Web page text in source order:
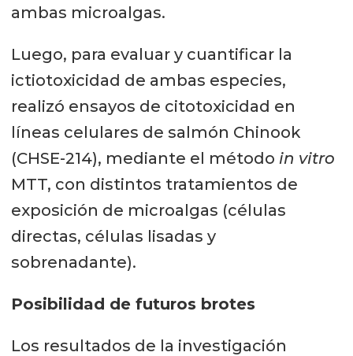
ambas microalgas.
Luego, para evaluar y cuantificar la
ictiotoxicidad de ambas especies,
realizó ensayos de citotoxicidad en
líneas celulares de salmón Chinook
(CHSE-214), mediante el método in vitro
MTT, con distintos tratamientos de
exposición de microalgas (células
directas, células lisadas y
sobrenadante).
Posibilidad de futuros brotes
Los resultados de la investigación